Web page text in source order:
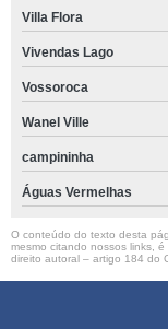
Villa Flora
Vivendas Lago
Vossoroca
Wanel Ville
campininha
Águas Vermelhas
O conteúdo do texto desta
mesmo citando nossos links,
direito autoral – artigo 184 do